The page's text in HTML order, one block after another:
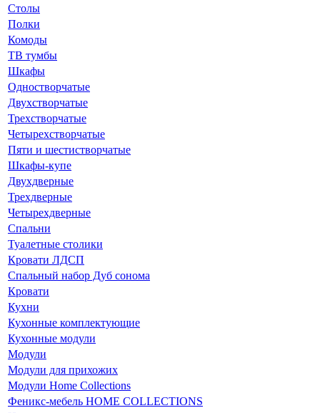
Столы
Полки
Комоды
ТВ тумбы
Шкафы
Одностворчатые
Двухстворчатые
Трехстворчатые
Четырехстворчатые
Пяти и шестистворчатые
Шкафы-купе
Двухдверные
Трехдверные
Четырехдверные
Спальни
Туалетные столики
Кровати ЛДСП
Спальный набор Дуб сонома
Кровати
Кухни
Кухонные комплектующие
Кухонные модули
Модули
Модули для прихожих
Модули Home Collections
Феникс-мебель HOME COLLECTIONS